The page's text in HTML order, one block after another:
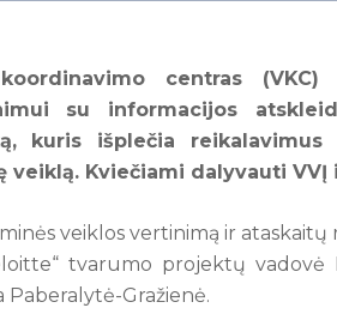
centras
su informacijos
kuris išplečia
veiklą. Kviečiami dalyvauti
veiklos vertinimą ir
tvarumo projektų
Paberalytė-Gražienė.